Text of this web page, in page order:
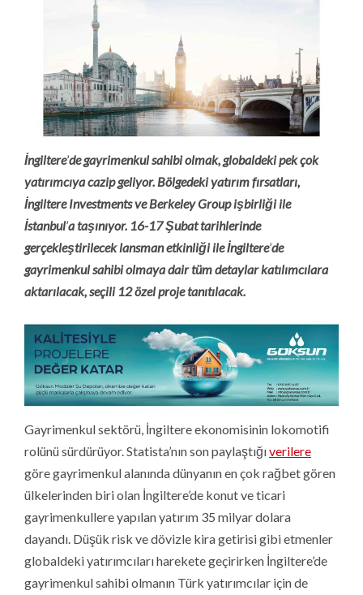
İngiltere’de gayrimenkul sahibi olmak, globaldeki pek çok
yatırımcıya cazip geliyor. Bölgedeki yatırım fırsatları,
İngiltere Investments ve Berkeley Group işbirliği ile
İstanbul’a taşınıyor. 16-17 Şubat tarihlerinde
gerçekleştirilecek lansman etkinliği ile İngiltere’de
gayrimenkul sahibi olmaya dair tüm detaylar katılımcılara
aktarılacak, seçili 12özel proje tanıtılacak.
Gayrimenkul sektörü, İngiltere ekonomisinin lokomotifi
rolünü sürdürüyor. Statista’nın son paylaştığıverilere
göre gayrimenkul alanında dünyanın en çok rağbet gören
ülkelerinden biri olan İngiltere’de konut ve ticari
gayrimenkullere yapılan yatırım 35 milyar dolara
dayandı. Düşük risk ve dövizle kira getirisi gibi etmenler
globaldeki yatırımcıları harekete geçirirken İngiltere’de
gayrimenkul sahibi olmanın Türk yatırımcılar için de